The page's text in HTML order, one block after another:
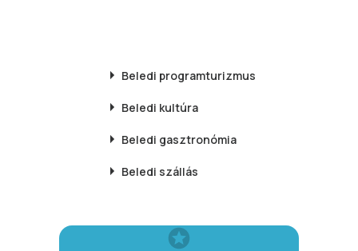
Beledi programturizmus
Beledi kultúra
Beledi gasztronómia
Beledi szállás